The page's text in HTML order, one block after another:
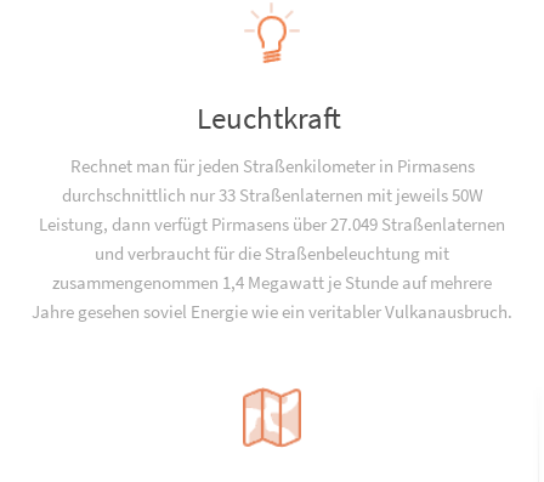
Leuchtkraft
Rechnet man für jeden Straßenkilometer in Pirmasens
durchschnittlich nur 33 Straßenlaternen mit jeweils 50W
Leistung, dann verfügt Pirmasens über 27.049 Straßenlaternen
und verbraucht für die Straßenbeleuchtung mit
zusammengenommen 1,4 Megawatt je Stunde auf mehrere
Jahre gesehen soviel Energie wie ein veritabler Vulkanausbruch.